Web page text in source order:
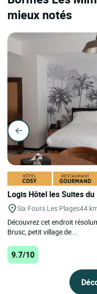
mieux notés
Logis Hôtel les Suites
Six Fours Les Plages44
Découvrez cet endroit
Brusc, petit village de...
9.7/10